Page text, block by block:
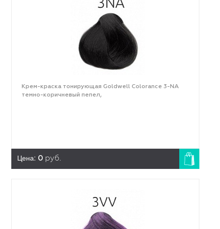
Крем-краска тонирующая Goldwell Colorance 3-NA
темно-коричневый пепел,
Цена: 0 руб.